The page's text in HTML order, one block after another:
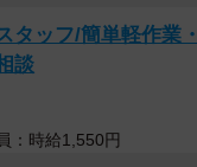
す。近鉄では1970年
Osaka Metro）堺
年に「伊勢志摩総
タッフ/簡単軽作業
談
：時給1,550円